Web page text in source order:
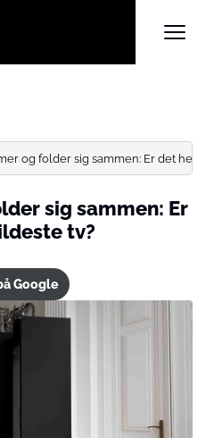
og folder sig sammen: Er det her
sig sammen: Er
tv?
Google